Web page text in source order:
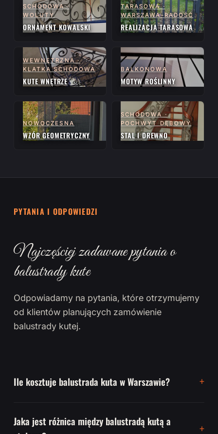
SCHODOWA ·
WOLUTY
ORNAMENT KOWALSKI
TARASOWA ·
WARSZAWA-RADOŚĆ
REALIZACJA TARASOWA
WEWNĘTRZNA ·
KLATKA SCHODOWA
KUTE WNĘTRZE
BALKONOWA
MOTYW ROŚLINNY
NOWOCZESNA
WZÓR GEOMETRYCZNY
SCHODOWA ·
POCHWYT DĘBOWY
STAL I DREWNO
PYTANIA I ODPOWIEDZI
Najczęściej zadawane pytania o
balustrady kute
Odpowiadamy na pytania, które otrzymujemy
od klientów planujących zamówienie
balustrady kutej.
Ile kosztuje balustrada kuta w Warszawie?
Jaka jest różnica między balustradą kutą a